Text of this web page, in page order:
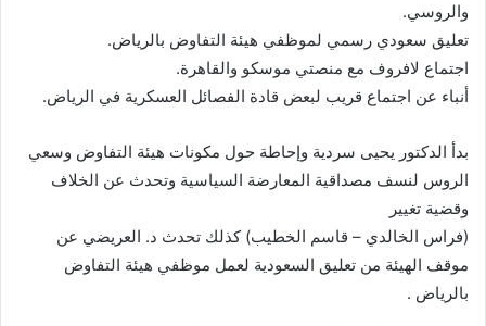
والروسي.
تعليق سعودي رسمي لموظفي هيئة التفاوض بالرياض.
اجتماع لافروف مع منصتي موسكو والقاهرة.
أنباء عن اجتماع قريب لبعض قادة الفصائل العسكرية في الرياض.
بدأ الدكتور يحيى سردية وإحاطة حول مكونات هيئة التفاوض وسعي
الروس لنسف مصداقية المعارضة السياسية وتحدث عن الخلاف
وقضية تغيير
(فراس الخالدي – قاسم الخطيب) كذلك تحدث د. العريضي عن
موقف الهيئة من تعليق السعودية لعمل موظفي هيئة التفاوض
بالرياض .